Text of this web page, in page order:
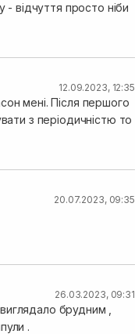
відчуття просто ніби
12.09.2023, 12:35
мені. Після першого
з періодичністю то
20.07.2023, 09:35
26.03.2023, 09:31
брудним ,
.